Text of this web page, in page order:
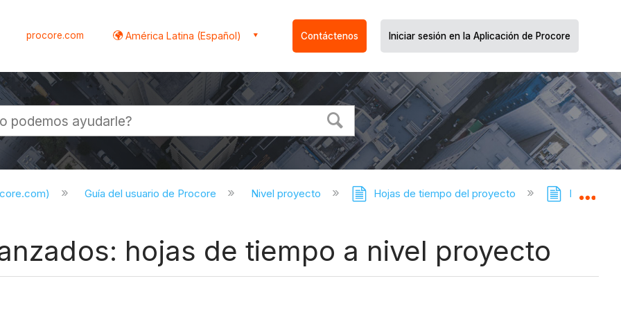
procore.com América Latina (Español) Contáctenos Iniciar sesión en la Aplicación de Procore
Guía del usuario de Procore Nivel proyecto Hojas de tiempo del proyecto Hojas de
hojas de tiempo a nivel proyecto